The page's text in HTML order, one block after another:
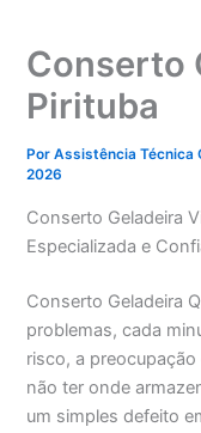
Conserto
Pirituba
PorAssistência Técnica
2026
Conserto Geladeira
Especializada e
Conserto Geladeira
problemas, cada
risco, a
não ter onde
um simples defeito